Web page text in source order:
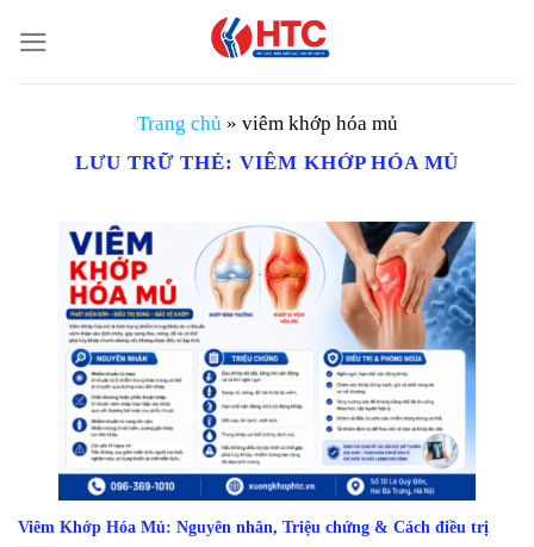
đến
nội
Trang chủ » viêm khớp hóa mủ
LƯU TRỮ THẺ: VIÊM KHỚP HÓA MỦ
Viêm Khớp Hóa Mủ: Nguyên nhân, Triệu chứng & Cách điều trị